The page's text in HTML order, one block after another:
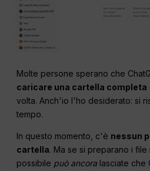
Molte persone sperano che
caricare una cartella completa
volta. Anch'io l'ho desiderato: si
tempo.
In questo momento, c'è nessun
cartella. Ma se si preparano i
possibile può ancora lasciate che